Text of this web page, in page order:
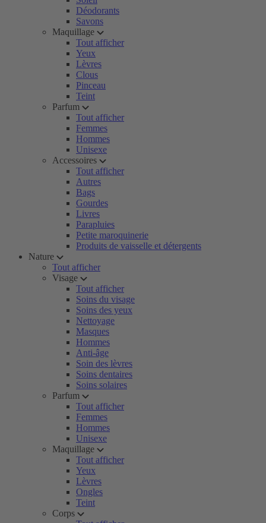
Déodorants
Savons
Maquillage
Tout afficher
Yeux
Lèvres
Clous
Pinceau
Teint
Parfum
Tout afficher
Femmes
Hommes
Unisexe
Accessoires
Tout afficher
Autres
Bags
Gourdes
Livres
Parapluies
Petite maroquinerie
Produits de vaisselle et détergents
Nature
Tout afficher
Visage
Tout afficher
Soins du visage
Soins des yeux
Nettoyage
Masques
Hommes
Anti-âge
Soin des lèvres
Soins dentaires
Soins solaires
Parfum
Tout afficher
Femmes
Hommes
Unisexe
Maquillage
Tout afficher
Yeux
Lèvres
Ongles
Teint
Corps